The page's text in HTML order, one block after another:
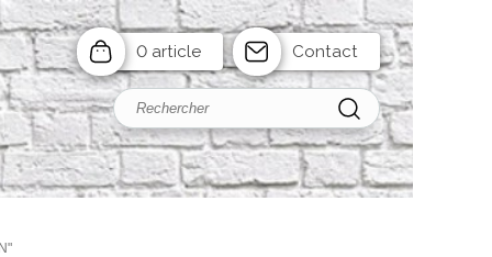
0 article Contact